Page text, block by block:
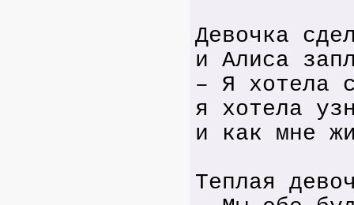
Девочка
и Алиса
– Я хотела
я хотела
и как мне
Теплая